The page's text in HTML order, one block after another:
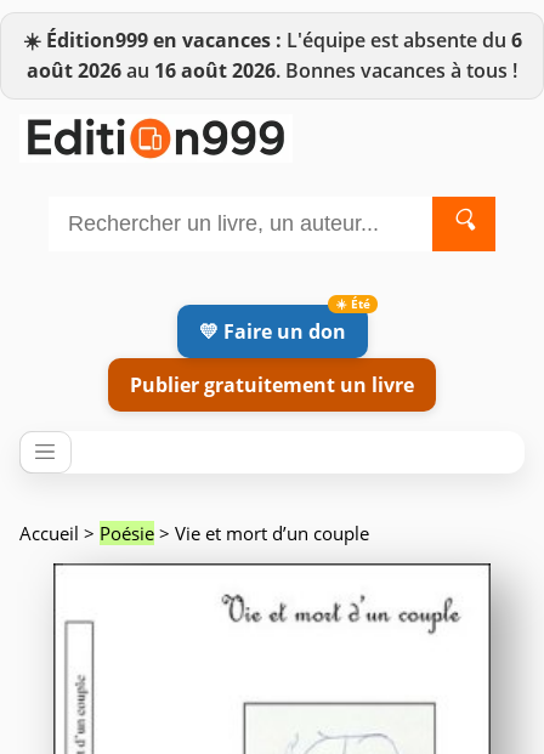
☀️ Édition999 en vacances : L'équipe est absente du 6
août 2026au 16 août 2026. Bonnes vacances à tous !
🔍
💛 Faire un don
Publier gratuitement un livre
Accueil > Poésie > Vie et mort d’un couple